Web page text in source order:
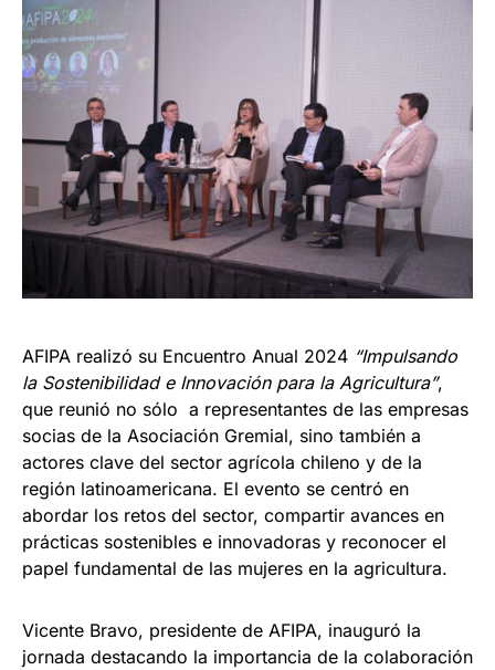
AFIPA realizó su Encuentro Anual 2024 “Impulsando
la Sostenibilidad e Innovación para la Agricultura”,
que reunió no sólo a representantes de las empresas
socias de la Asociación Gremial, sino también a
actores clave del sector agrícola chileno y de la
región latinoamericana. El evento se centró en
abordar los retos del sector, compartir avances en
prácticas sostenibles e innovadoras y reconocer el
papel fundamental de las mujeres en la agricultura.
Vicente Bravo, presidente de AFIPA, inauguró la
jornada destacando la importancia de la colaboración